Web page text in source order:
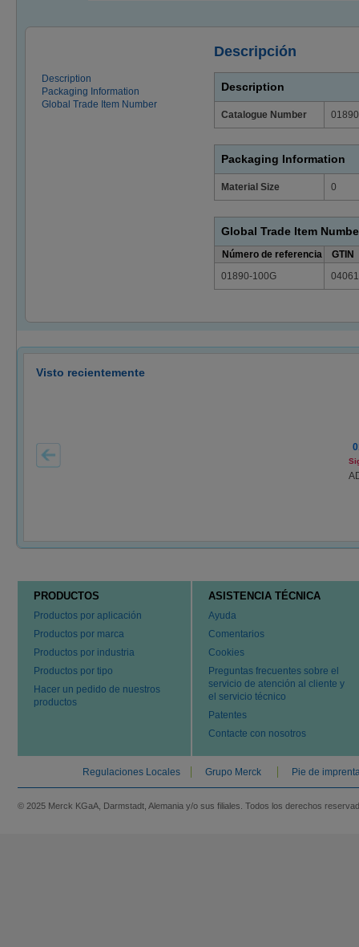
Descripción
Description
Packaging Information
Global Trade Item Number
Description
Catalogue Number
Packaging Information
Material Size 0
Global Trade Item
Número de referencia
GTIN
01890-100G
Visto recientemente
PRODUCTOS
Productos por aplicación
Productos por marca
Productos por industria
Productos por tipo
Hacer un pedido de nuestros
productos
ASISTENCIA TÉCNICA
Ayuda
Comentarios
Cookies
Preguntas frecuentes sobre el
servicio de atención al cliente y
el servicio técnico
Patentes
Contacte con nosotros
Regulaciones Locales Grupo Merck Pie de
© 2025 Merck KGaA, Darmstadt, Alemania y/o sus filiales. Todos los derechos